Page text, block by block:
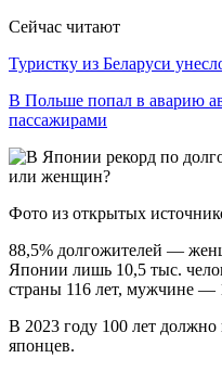
Сейчас читают
Туристку из Беларуси
В Польше попал в аварию
пассажирами
Фото из открытых
88,5% долгожителей —
Японии лишь 10,5 тыс.
страны 116 лет, мужчине —
В 2023 году 100 лет должно
японцев.